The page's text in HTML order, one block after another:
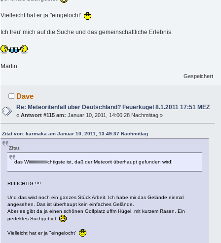
Vielleicht hat er ja "eingelocht'
Ich freu' mich auf die Suche und das gemeinschaftliche Erlebnis.
Martin
Gespeichert
Dave
Re: Meteoritenfall über Deutschland? Feuerkugel 8.1.2011 17:51 MEZ
«Antwort #115 am: Januar 10, 2011, 14:00:28 Nachmittag »
Zitat von: karmaka am Januar 10, 2011, 13:49:37 Nachmittag
Zitat
das Wiiiiiiiiiiiiiiiiiiichtigste ist, daß der Meteorit überhaupt gefunden wird!
RIIIIICHTIG !!!!
Und das wird noch ein ganzes Stück Arbeit. Ich habe mir das Gelände einmal
angesehen. Das ist überhaupt kein einfaches Gelände.
Aber es gibt da ja einen schönen Golfplatz uffm Hügel, mit kurzem Rasen. Ein
perfektes Suchgebiet
Vielleicht hat er ja "eingelocht'